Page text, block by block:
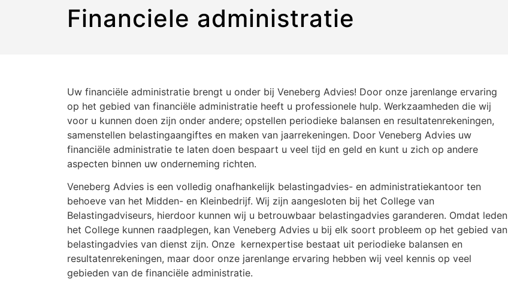
Financiele administratie
Uw financiële administratie brengt u onder bij Veneberg Advies! Door onze jarenlange ervaring
op het gebied van financiële administratie heeft u professionele hulp. Werkzaamheden die wij
voor u kunnen doen zijn onder andere; opstellen periodieke balansen en resultatenrekeningen,
samenstellen belastingaangiftes en maken van jaarrekeningen. Door Veneberg Advies uw
financiële administratie te laten doen bespaart u veel tijd en geld en kunt u zich op andere
aspecten binnen uw onderneming richten.
Veneberg Advies is een volledig onafhankelijk belastingadvies- en administratiekantoor ten
behoeve van het Midden- en Kleinbedrijf. Wij zijn aangesloten bij het College van
Belastingadviseurs, hierdoor kunnen wij u betrouwbaar belastingadvies garanderen. Omdat leden
het College kunnen raadplegen, kan Veneberg Advies u bij elk soort probleem op het gebied van
belastingadvies van dienst zijn. Onze kernexpertise bestaat uit periodieke balansen en
resultatenrekeningen, maar door onze jarenlange ervaring hebben wij veel kennis op veel
gebieden van de financiële administratie.